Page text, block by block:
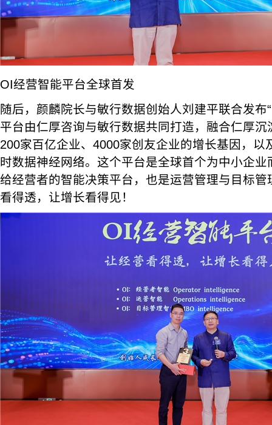
OI经营智能平台全球首发
随后，颜麟院长与敏行数据创始人刘建平联合发布
平台由仁厚咨询与敏行数据共同打造，融合仁厚
200家百亿企业、4000家创友企业的增长基因，以
时数据神经网络。这个平台是全球首个为中小企
给经营者的智能决策平台，也是运营管理与目标
看得透，让增长看得见！